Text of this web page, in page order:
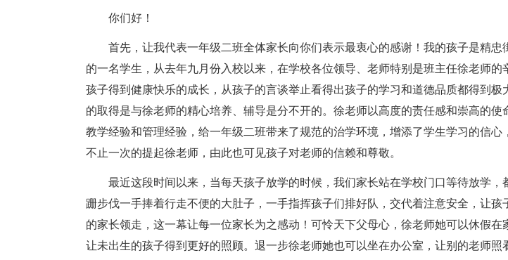
你们好！
首先，让我代表一年级二班全体家长向你们表示最衷心的感谢！我的孩子是精忠
的一名学生，从去年九月份入校以来，在学校各位领导、老师特别是班主任徐老师的
孩子得到健康快乐的成长，从孩子的言谈举止看得出孩子的学习和道德品质都得到极
的取得是与徐老师的精心培养、辅导是分不开的。徐老师以高度的责任感和崇高的使
教学经验和管理经验，给一年级二班带来了规范的治学环境，增添了学生学习的信心
不止一次的提起徐老师，由此也可见孩子对老师的信赖和尊敬。
最近这段时间以来，当每天孩子放学的时候，我们家长站在学校门口等待放学，
跚步伐一手捧着行走不便的大肚子，一手指挥孩子们排好队，交代着注意安全，让孩
的家长领走，这一幕让每一位家长为之感动！可怜天下父母心，徐老师她可以休假在
让未出生的孩子得到更好的照顾。退一步徐老师她也可以坐在办公室，让别的老师照